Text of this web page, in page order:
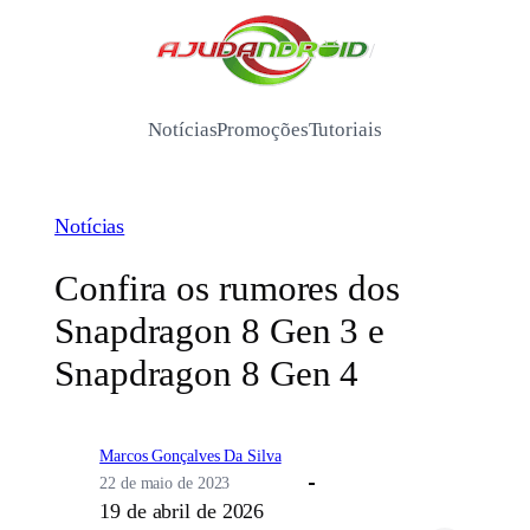
/
NotíciasPromoçõesTutoriais
Notícias
Confira os rumores dos
Snapdragon 8 Gen 3 e
Snapdragon 8 Gen 4
Marcos Gonçalves Da Silva
22 de maio de 2023
19 de abril de 2026